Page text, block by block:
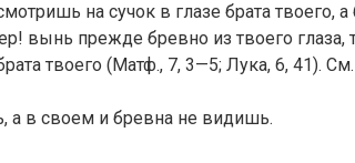
на сучок в глазе брата твоего, а
вынь прежде бревно из твоего глаза,
твоего (Матф., 7, 3—5; Лука, 6, 41).
а в своем и бревна не видишь.